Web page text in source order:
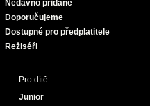
Nedávno přidané
Doporučujeme
Dostupné pro předplatitele
Režiséři
Pro dítě
Junior